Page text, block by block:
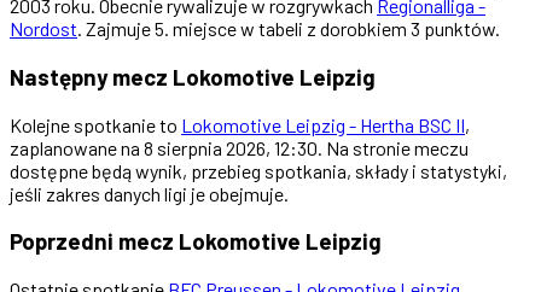
2003 roku. Obecnie rywalizuje w rozgrywkach Regionalliga -
Nordost. Zajmuje 5. miejsce w tabeli z dorobkiem 3 punktów.
Następny mecz Lokomotive Leipzig
Kolejne spotkanie to Lokomotive Leipzig - Hertha BSC II,
zaplanowane na 8 sierpnia 2026, 12:30. Na stronie meczu
dostępne będą wynik, przebieg spotkania, składy i statystyki,
jeśli zakres danych ligi je obejmuje.
Poprzedni mecz Lokomotive Leipzig